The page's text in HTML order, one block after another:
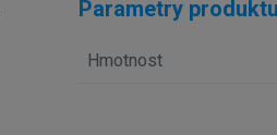
Parametry produktu
Hmotnost